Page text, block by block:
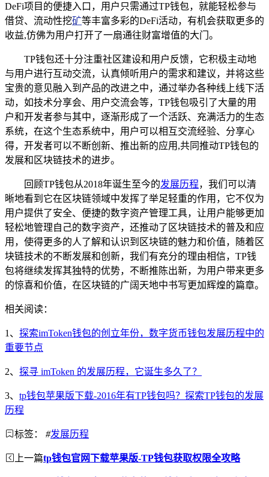
DeFi项目的便捷入口，用户只需通过TP钱包，就能轻松参与
借贷、流动性挖矿等丰富多彩的DeFi活动，有机会获取更多的
收益,仿佛为用户打开了一扇通往财富增值的大门。
TP钱包还十分注重社区建设和用户反馈，它积极主动地
与用户进行互动交流，认真倾听用户的需求和建议，并将这些
宝贵的意见融入到产品的改进之中，通过举办各种线上线下活
动，如技术分享会、用户交流会等，TP钱包吸引了大量的用
户和开发者参与其中，逐渐形成了一个活跃、充满活力的生态
系统，在这个生态系统中，用户可以相互交流经验、分享心
得，开发者可以不断创新、推出新的应用,共同推动TP钱包的
发展和区块链技术的进步。
回顾TP钱包从2018年诞生至今的发展历程，我们可以清
晰地看到它在区块链领域中发挥了举足轻重的作用，它不仅为
用户提供了安全、便捷的数字资产管理工具，让用户能够更加
轻松地管理自己的数字资产，还推动了区块链技术的普及和应
用，使得更多的人了解和认识到区块链的魅力和价值，随着区
块链技术的不断发展和创新，我们有充分的理由相信，TP钱
包将继续发挥其独特的优势，不断推陈出新，为用户带来更多
的惊喜和价值，在区块链的广阔天地中书写更加辉煌的篇章。
相关阅读：
1、 探索imToken钱包的创立年份，数字货币钱包发展历程中的
重要节点
2、 探寻 imToken 的发展历程，它诞生多久了？
3、 tp钱包苹果版下载-2016年有TP钱包吗？探索TP钱包的发展
历程
标签： #发展历程
上一篇tp钱包官网下载苹果版-TP钱包获取权限全攻略